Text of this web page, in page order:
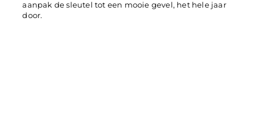
aanpak de sleutel tot een mooie gevel, het hele jaar
door.